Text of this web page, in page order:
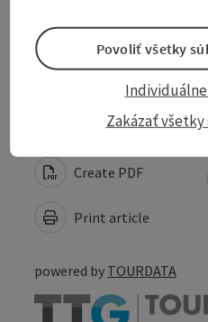
Accessibility
Create PDF
Print article
powered by TOURDATA
Zakázať
Povoliť všetky